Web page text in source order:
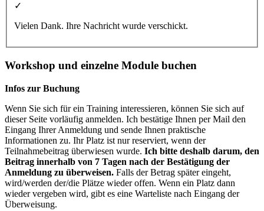
✓
Vielen Dank. Ihre Nachricht wurde verschickt.
Workshop und einzelne Module buchen
Infos zur Buchung
Wenn Sie sich für ein Training interessieren, können Sie sich auf
dieser Seite vorläufig anmelden. Ich bestätige Ihnen per Mail den
Eingang Ihrer Anmeldung und sende Ihnen praktische
Informationen zu. Ihr Platz ist nur reserviert, wenn der
Teilnahmebeitrag überwiesen wurde. Ich bitte deshalb darum, den
Beitrag innerhalb von 7 Tagen nach der Bestätigung der
Anmeldung zu überweisen. Falls der Betrag später eingeht,
wird/werden der/die Plätze wieder offen. Wenn ein Platz dann
wieder vergeben wird, gibt es eine Warteliste nach Eingang der
Überweisung.